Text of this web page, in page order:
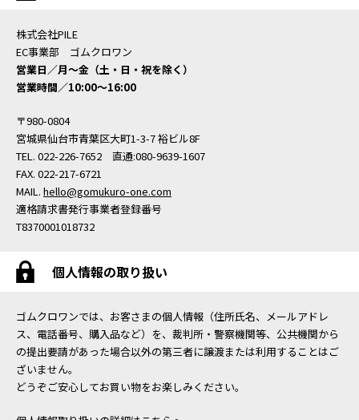
株式会社PILE
EC事業部 ゴムクロワン
営業日／月〜金（土・日・祝を除く）
営業時間／10:00〜16:00
〒980-0804
宮城県仙台市青葉区大町1-3-7 裕ビル8F
TEL. 022-226-7652 直通:080-9639-1607
FAX. 022-217-6721
MAIL. hello@gomukuro-one.com
適格請求書発行事業者登録番号
T8370001018732
個人情報の取り扱い
ゴムクロワンでは、お客さまの個人情報（住所氏名、メールアドレ
ス、電話番号、購入品など）を、裁判所・警察機関等、公共機関から
の提出要請があった場合以外の第三者に譲渡または利用することはご
ざいません。
どうぞご安心してお買い物をお楽しみください。